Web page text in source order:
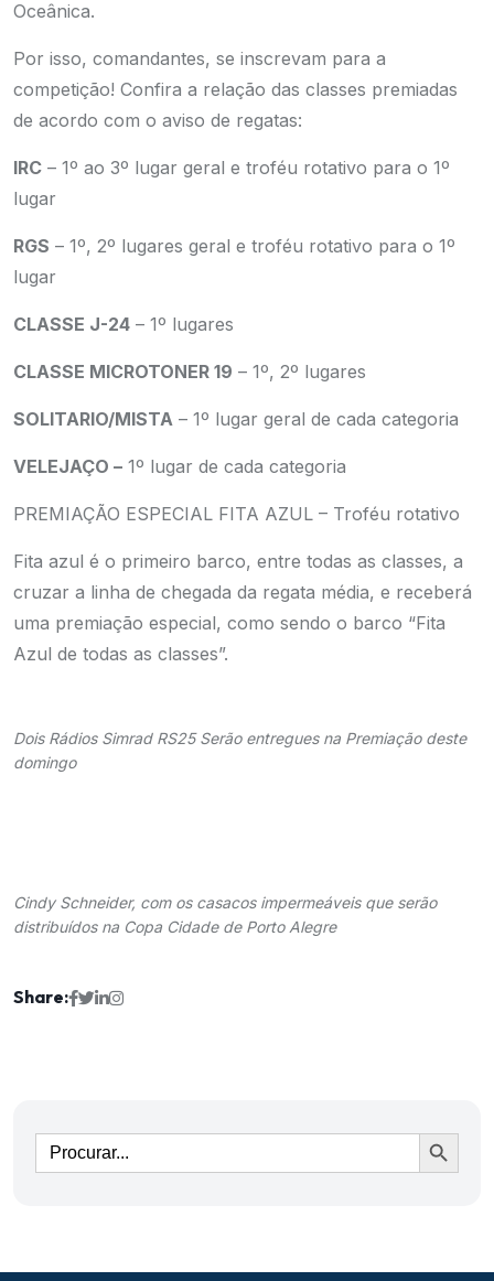
Oceânica.
Por isso, comandantes, se inscrevam para a
competição! Confira a relação das classes premiadas
de acordo com o aviso de regatas:
IRC – 1º ao 3º lugar geral e troféu rotativo para o 1º
lugar
RGS – 1º, 2º lugares geral e troféu rotativo para o 1º
lugar
CLASSE J-24 – 1º lugares
CLASSE MICROTONER 19 – 1º, 2º lugares
SOLITARIO/MISTA – 1º lugar geral de cada categoria
VELEJAÇO – 1º lugar de cada categoria
PREMIAÇÃO ESPECIAL FITA AZUL – Troféu rotativo
Fita azul é o primeiro barco, entre todas as classes, a
cruzar a linha de chegada da regata média, e receberá
uma premiação especial, como sendo o barco “Fita
Azul de todas as classes”.
Dois Rádios Simrad RS25 Serão entregues na Premiação deste
domingo
Cindy Schneider, com os casacos impermeáveis que serão
distribuídos na Copa Cidade de Porto Alegre
Share:
Ir